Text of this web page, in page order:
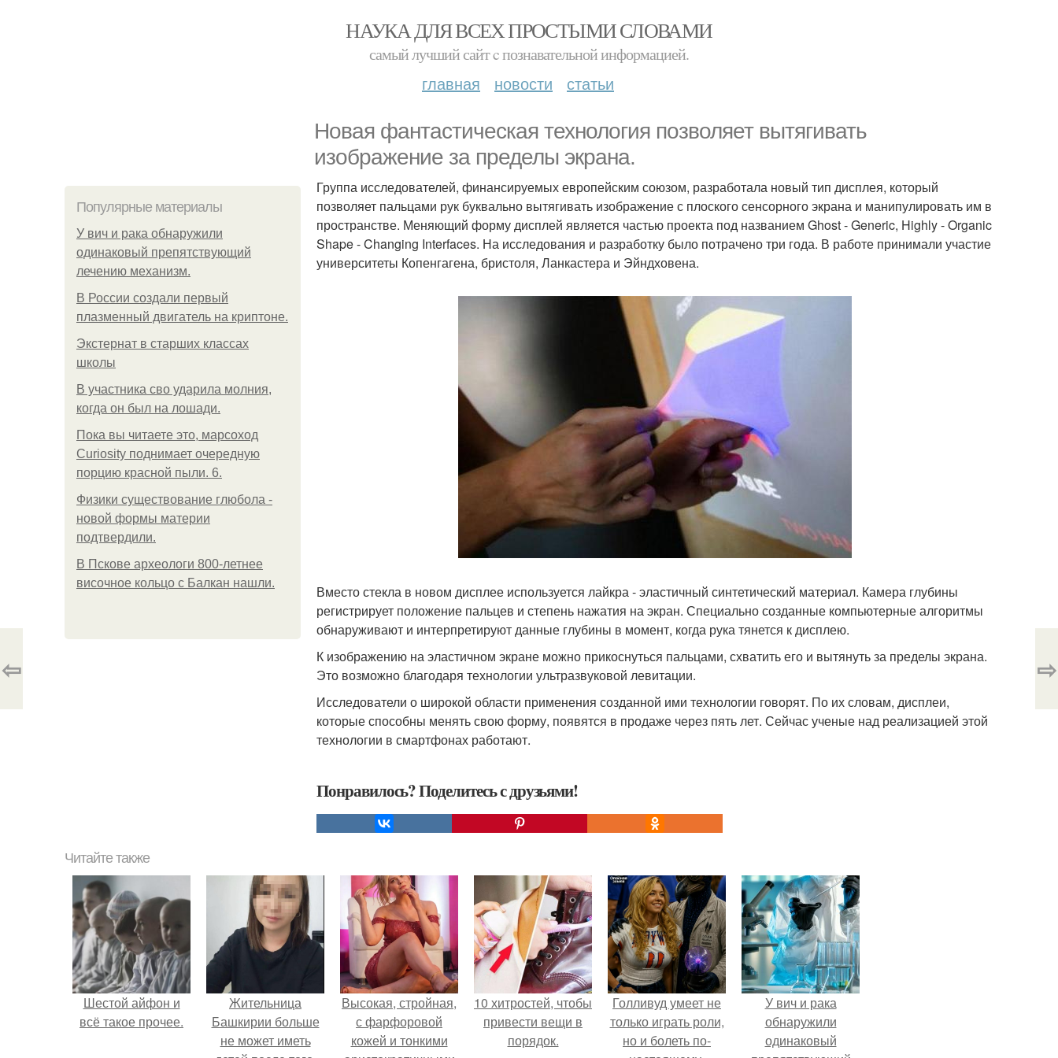
НАУКА ДЛЯ ВСЕХ ПРОСТЫМИ СЛОВАМИ
самый лучший сайт c познавательной информацией.
главная новости статьи
Новая фантастическая технология позволяет вытягивать
изображение за пределы экрана.
Популярные материалы
У вич и рака обнаружили
одинаковый препятствующий
лечению механизм.
В России создали первый
плазменный двигатель на криптоне.
Экстернат в старших классах
школы
В участника сво ударила молния,
когда он был на лошади.
Пока вы читаете это, марсоход
Curiosity поднимает очередную
порцию красной пыли. 6.
Физики существование глюбола -
новой формы материи
подтвердили.
В Пскове археологи 800-летнее
височное кольцо с Балкан нашли.
Группа исследователей, финансируемых европейским союзом, разработала новый тип дисплея, который
позволяет пальцами рук буквально вытягивать изображение с плоского сенсорного экрана и манипулировать им в
пространстве. Меняющий форму дисплей является частью проекта под названием Ghost - Generic, Highly - Organic
Shape - Changing Interfaces. На исследования и разработку было потрачено три года. В работе принимали участие
университеты Копенгагена, бристоля, Ланкастера и Эйндховена.
Вместо стекла в новом дисплее используется лайкра - эластичный синтетический материал. Камера глубины
регистрирует положение пальцев и степень нажатия на экран. Специально созданные компьютерные алгоритмы
обнаруживают и интерпретируют данные глубины в момент, когда рука тянется к дисплею.
К изображению на эластичном экране можно прикоснуться пальцами, схватить его и вытянуть за пределы экрана.
Это возможно благодаря технологии ультразвуковой левитации.
Исследователи о широкой области применения созданной ими технологии говорят. По их словам, дисплеи,
которые способны менять свою форму, появятся в продаже через пять лет. Сейчас ученые над реализацией этой
технологии в смартфонах работают.
Понравилось? Поделитесь с друзьями!
⇦ ⇨
Читайте также
Шестой айфон и
всё такое прочее.
Жительница
Башкирии больше
не может иметь
Высокая, стройная,
с фарфоровой
кожей и тонкими
10 хитростей, чтобы
привести вещи в
порядок.
Голливуд умеет не
только играть роли,
но и болеть по-
У вич и рака
обнаружили
одинаковый